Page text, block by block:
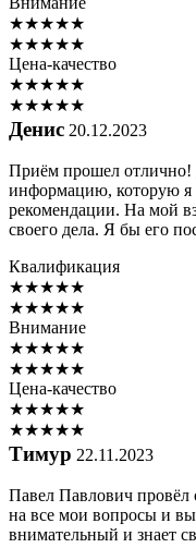
★★★★★
★★★★★
Цена-качество
★★★★★
★★★★★
Денис 20.12.2023
Приём прошел отлично!
информацию, которую я
рекомендации. На мой
своего дела. Я бы его
Квалификация
★★★★★
★★★★★
Внимание
★★★★★
★★★★★
Цена-качество
★★★★★
★★★★★
Тимур 22.11.2023
Павел Павлович провёл
на все мои вопросы и
внимательный и знает